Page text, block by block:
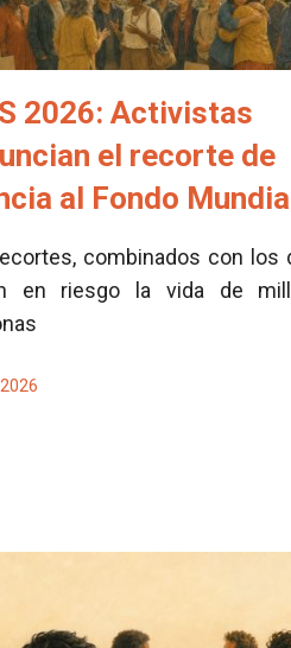
2026: Activistas
el recorte de
al Fondo
combinados con los
en riesgo la vida de